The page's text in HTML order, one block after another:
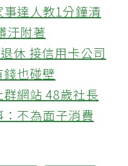
達人教1分鐘清
汙附著
休 接信用卡公司
也碰壁
網站 48歲社長
不為面子消費